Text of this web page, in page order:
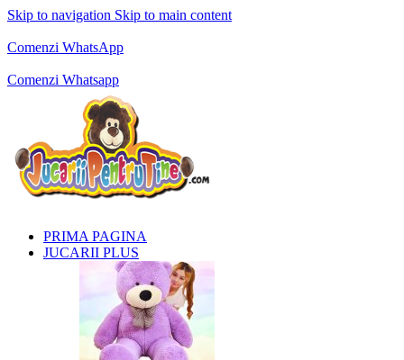
Skip to navigation Skip to main content
Comenzi WhatsApp
Comenzi Whatsapp
PRIMA PAGINA
JUCARII PLUS